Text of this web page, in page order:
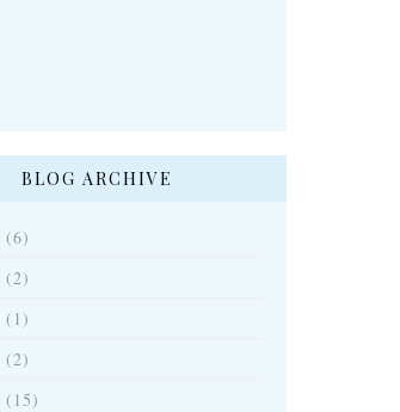
BLOG ARCHIVE
(6)
(2)
(1)
(2)
(15)